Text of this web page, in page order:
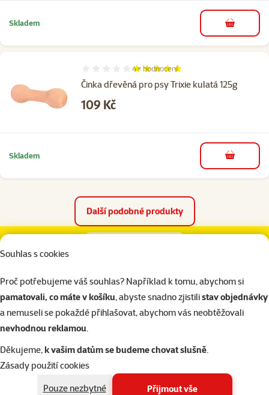
Souhlas s cookies
Proč potřebujeme váš souhlas? Například k tomu, abychom si
pamatovali, co máte v košíku, abyste snadno zjistilistav objednávky
a nemuseli se pokaždé přihlašovat, abychom vás neobtěžovali
nevhodnou reklamou.
Děkujeme,k vašim datům se budeme chovat slušně.
Zásady použití cookies
Pouze nezbytné
Přijmout vše
Skladem do košíku
Činka dřevěná pro psy Trixie kulatá 125g
Hodnocení 100%, počet hodnocení: 4
4× hodnocení
Cena
109 Kč
Skladem do košíku
Další podobné produkty
Hračka FLAMINGO činka dřevěná 25 cm
Na začátek stránky
superzoo.product.detail.content
Aktivní hračka pro psy. Hmotnost: 400 g, délka 25 cm.
Parametry
Stáří psa
Dospělý
Materiál
Dřevo
Značka
Flamingo